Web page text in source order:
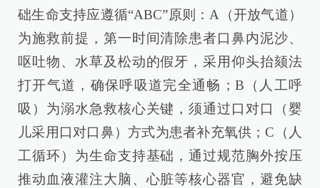
础生命支持应遵循“ABC”原则：A（开放气道）
为施救前提，第一时间清除患者口鼻内泥沙、
呕吐物、水草及松动的假牙，采用仰头抬颏法
打开气道，确保呼吸道完全通畅；B（人工呼
吸）为溺水急救核心关键，须通过口对口（婴
儿采用口对口鼻）方式为患者补充氧供；C（人
工循环）为生命支持基础，通过规范胸外按压
推动血液灌注大脑、心脏等核心器官，避免缺